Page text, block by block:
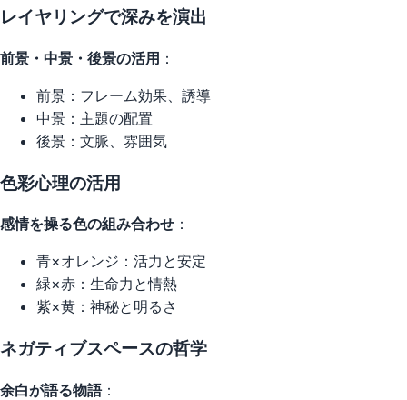
レイヤリングで深みを演出
前景・中景・後景の活用 ：
前景：フレーム効果、誘導
中景：主題の配置
後景：文脈、雰囲気
色彩心理の活用
感情を操る色の組み合わせ ：
青×オレンジ：活力と安定
緑×赤：生命力と情熱
紫×黄：神秘と明るさ
ネガティブスペースの哲学
余白が語る物語：